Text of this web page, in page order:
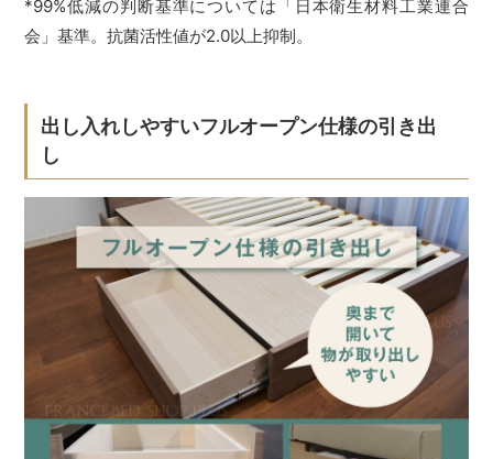
*99%低減の判断基準については「日本衛生材料工業連合
会」基準。抗菌活性値が2.0以上抑制。
出し入れしやすいフルオープン仕様の引き出
し